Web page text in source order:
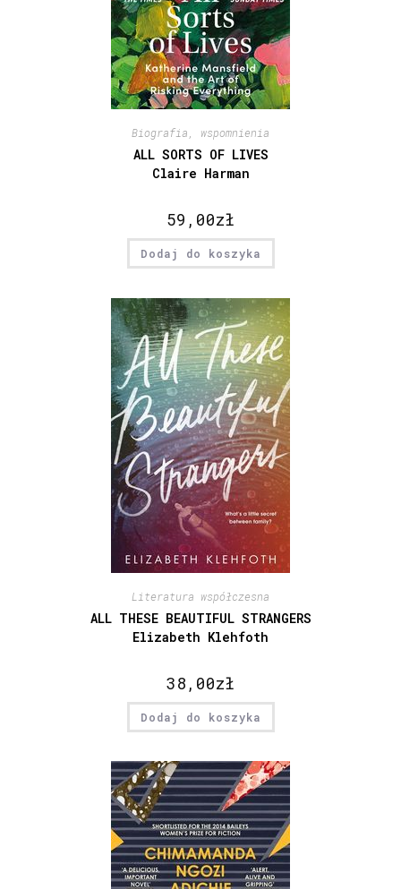
Biografia, wspomnienia
ALL SORTS OF LIVES
Claire Harman
59,00zł
Dodaj do koszyka
Literatura współczesna
ALL THESE BEAUTIFUL STRANGERS
Elizabeth Klehfoth
38,00zł
Dodaj do koszyka